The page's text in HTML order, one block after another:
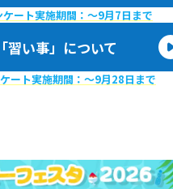
ケート実施期間：〜9月7日まで
「習い事」について
ート実施期間：〜9月28日まで